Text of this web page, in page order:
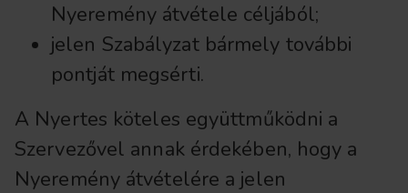
Nyeremény átvétele céljából;
jelen Szabályzat bármely további
pontját megsérti.
A Nyertes köteles együttműködni a
Szervezővel annak érdekében, hogy a
Nyeremény átvételére a jelen